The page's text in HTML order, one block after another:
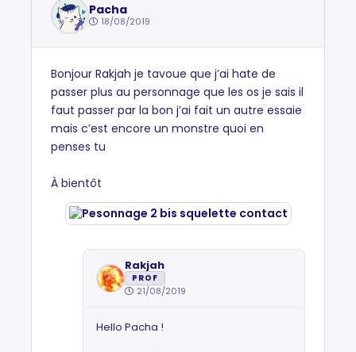
Pacha
18/08/2019
Bonjour Rakjah je tavoue que j’ai hate de
passer plus au personnage que les os je sais il
faut passer par la bon j’ai fait un autre essaie
mais c’est encore un monstre quoi en
penses tu
À bientôt
Rakjah
PROF
21/08/2019
Hello Pacha !